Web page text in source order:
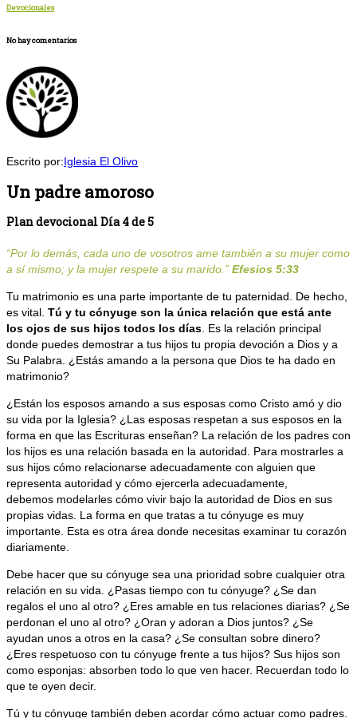
Devocionales
No hay comentarios
Escrito por:Iglesia El Olivo
Un padre amoroso
Plan devocional Día 4 de 5
“Por lo demás, cada uno de vosotros ame también a su mujer como
a sí mismo; y la mujer respete a su marido .” Efesios 5:33
Tu matrimonio es una parte importante de tu paternidad. De hecho,
es vital. Tú y tu cónyuge son la única relación que está ante
los ojos de sus hijos todos los días . Es la relación principal
donde puedes demostrar a tus hijos tu propia devoción a Dios y a
Su Palabra. ¿Estás amando a la persona que Dios te ha dado en
matrimonio?
¿Están los esposos amando a sus esposas como Cristo amó y dio
su vida por la Iglesia? ¿Las esposas respetan a sus esposos en la
forma en que las Escrituras enseñan? La relación de los padres con
los hijos es una relación basada en la autoridad. Para mostrarles a
sus hijos cómo relacionarse adecuadamente con alguien que
representa autoridad y cómo ejercerla adecuadamente,
debemos modelarles cómo vivir bajo la autoridad de Dios en sus
propias vidas. La forma en que tratas a tu cónyuge es muy
importante. Esta es otra área donde necesitas examinar tu corazón
diariamente.
Debe hacer que su cónyuge sea una prioridad sobre cualquier otra
relación en su vida. ¿Pasas tiempo con tu cónyuge? ¿Se dan
regalos el uno al otro? ¿Eres amable en tus relaciones diarias? ¿Se
perdonan el uno al otro? ¿Oran y adoran a Dios juntos? ¿Se
ayudan unos a otros en la casa? ¿Se consultan sobre dinero?
¿Eres respetuoso con tu cónyuge frente a tus hijos? Sus hijos son
como esponjas: absorben todo lo que ven hacer. Recuerdan todo lo
que te oyen decir.
Tú y tu cónyuge también deben acordar cómo actuar como padres.